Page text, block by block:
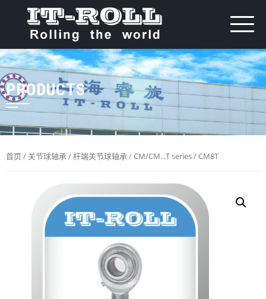
PRODUCTS
首页 / 关节球轴承/杆端关节球轴承/CM/CM...T series/ CM8T